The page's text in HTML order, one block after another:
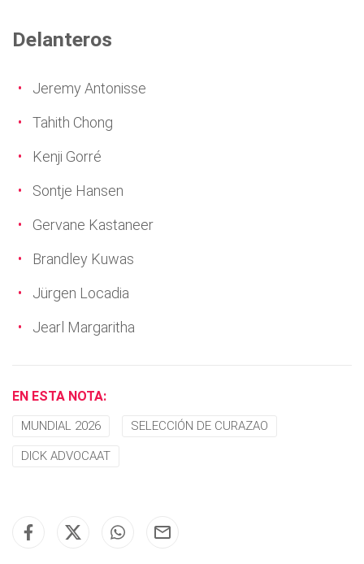
Delanteros
Jeremy Antonisse
Tahith Chong
Kenji Gorré
Sontje Hansen
Gervane Kastaneer
Brandley Kuwas
Jürgen Locadia
Jearl Margaritha
EN ESTA NOTA:
MUNDIAL 2026 SELECCIÓN DE CURAZAO
DICK ADVOCAAT